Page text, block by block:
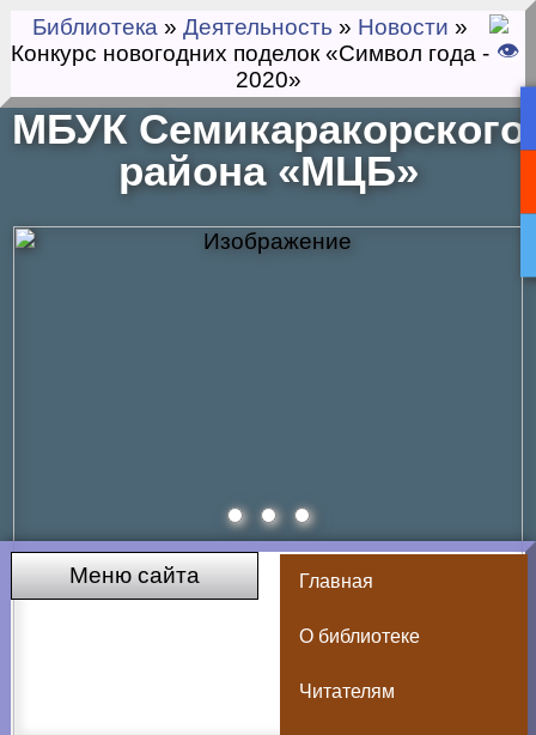
Библиотека » Деятельность » Новости »
Конкурс новогодних поделок «Символ года -
2020»
МБУК Семикаракорского
района «МЦБ»
Меню сайта Главная
О библиотеке
Читателям